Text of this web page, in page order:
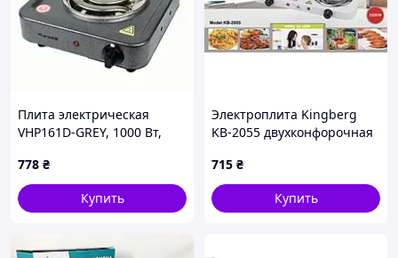
Плита электрическая
VHP161D-GREY, 1000 Вт,
778 ₴
Купить
Электроплита Kingberg
KB-2055 двухконфорочная
температуры компактная
портативная
715 ₴
Купить